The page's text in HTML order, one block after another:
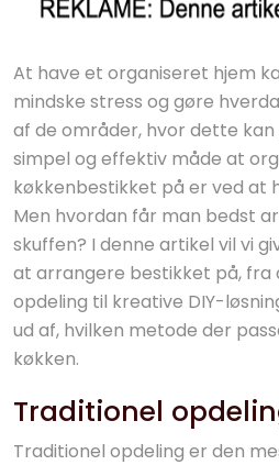
At have et organiseret hjem
mindske stress og gøre
af de områder, hvor dette kan
simpel og effektiv måde at
køkkenbestikket på er ved at
Men hvordan får man bedst
skuffen? I denne artikel vil vi
at arrangere bestikket på, fra
opdeling til kreative DIY-
ud af, hvilken metode der
køkken.
Traditionel
Traditionel opdeling er den